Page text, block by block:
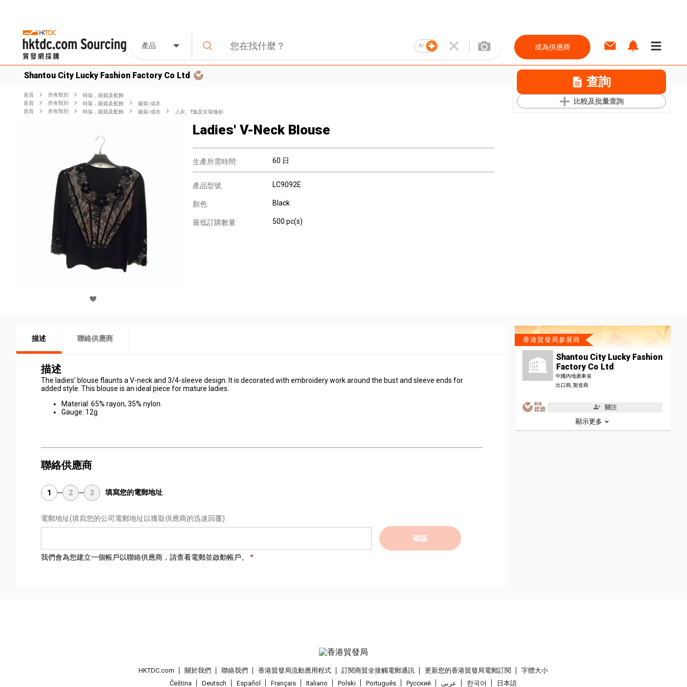
產品 AI 成為供應商
Shantou City Lucky Fashion Factory Co Ltd 查詢
比較及批量查詢
首頁 所有類別
時裝，眼鏡及配飾
首頁
所有類別 時裝，眼鏡及配飾
服裝/成衣
首頁
所有類別 時裝，眼鏡及配飾 服裝/成衣 上衣、T恤及女裝恤衫
Ladies' V-Neck Blouse
生產所需時間: 60 日
產品型號: LC9092E
顏色: Black
最低訂購數量: 500 pc(s)
描述 聯絡供應商
描述
The ladies' blouse flaunts a V-neck and 3/4-sleeve design. It is decorated with embroidery work around the bust and sleeve ends for
added style. This blouse is an ideal piece for mature ladies.
Material: 65% rayon, 35% nylon.
Gauge: 12g.
聯絡供應商
1 2 3 填寫您的電郵地址
電郵地址(填寫您的公司電郵地址以獲取供應商的迅速回覆)
確認
我們會為您建立一個帳戶以聯絡供應商，請查看電郵並啟動帳戶。
香港貿發局參展商
Shantou City Lucky Fashion
Factory Co Ltd
中國內地廣東省
出口商, 製造商
關注
顯示更多
HKTDC.com 關於我們 聯絡我們 香港貿發局流動應用程式 訂閱商貿全接觸電郵通訊 更新您的香港貿發局電郵訂閱
字體大小
Čeština
Deutsch Español Français Italiano Polski Português Pусский عربى 한국어 日本語